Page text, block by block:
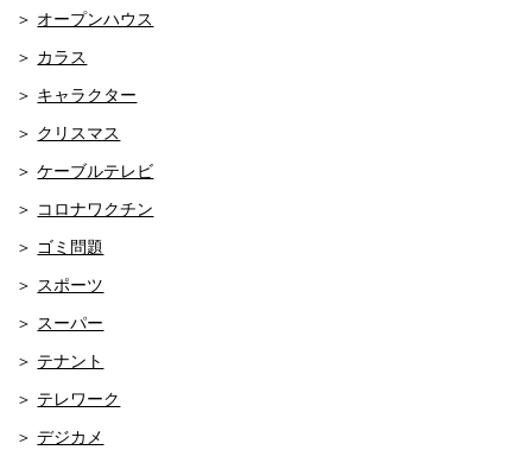
オープンハウス
カラス
キャラクター
クリスマス
ケーブルテレビ
コロナワクチン
ゴミ問題
スポーツ
スーパー
テナント
テレワーク
デジカメ